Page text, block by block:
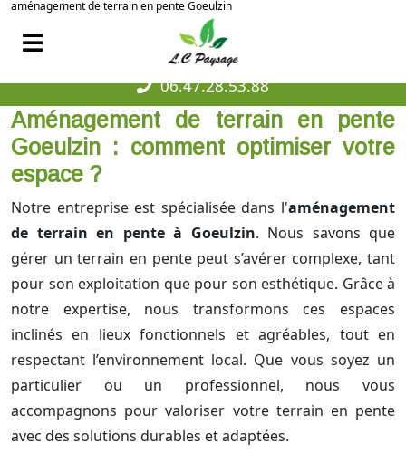
aménagement de terrain en pente Goeulzin
06.47.28.53.88
Aménagement de terrain en pente
Goeulzin : comment optimiser votre
espace ?
Notre entreprise est spécialisée dans l'aménagement
de terrain en pente à Goeulzin. Nous savons que
gérer un terrain en pente peut s’avérer complexe, tant
pour son exploitation que pour son esthétique. Grâce à
notre expertise, nous transformons ces espaces
inclinés en lieux fonctionnels et agréables, tout en
respectant l’environnement local. Que vous soyez un
particulier ou un professionnel, nous vous
accompagnons pour valoriser votre terrain en pente
avec des solutions durables et adaptées.